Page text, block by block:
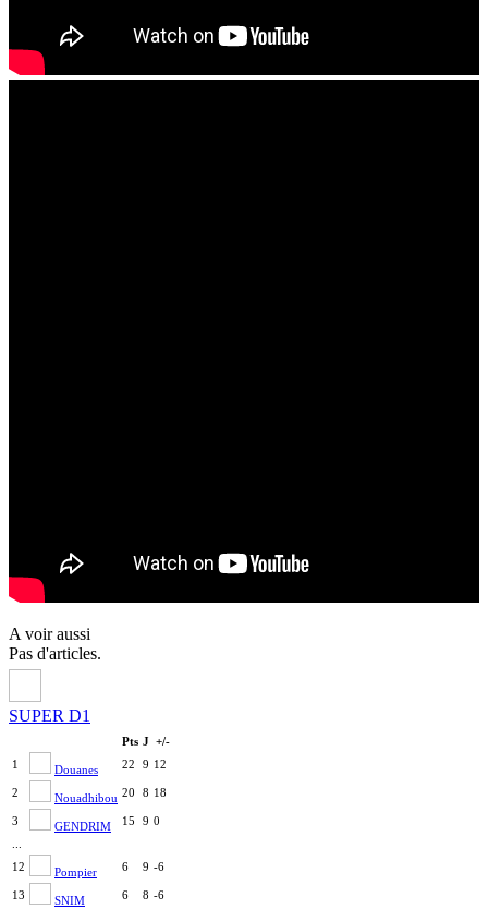
A voir aussi
Pas d'articles.
SUPER D1
Pts J +/-
1
Douanes 22 9 12
2 Nouadhibou 20 8 18
3 GENDRIM 15 9 0
...
12
Pompier 6 9 -6
13 SNIM 6 8 -6